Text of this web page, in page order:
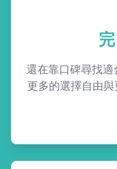
還在靠口碑尋找
更多的選擇自由